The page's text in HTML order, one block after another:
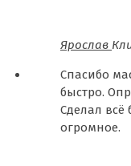
Ярослав
Спасибо
быстро.
Сделал всё
огромное.